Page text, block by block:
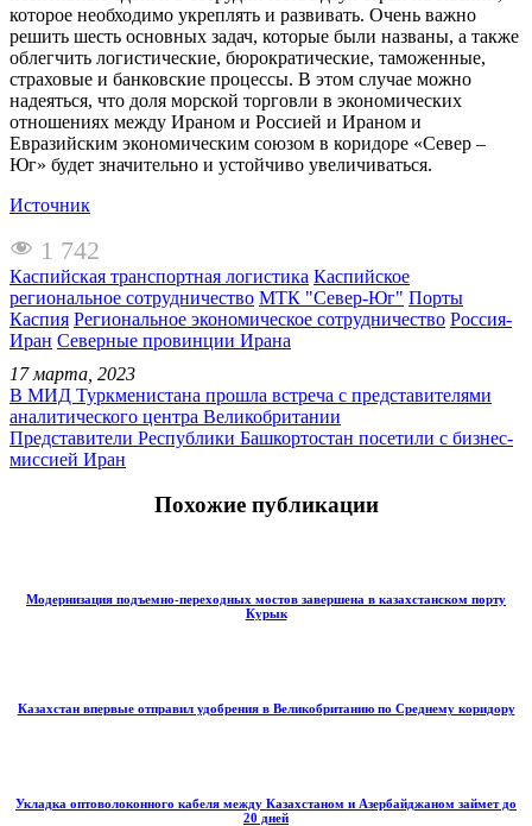
которое необходимо укреплять и развивать. Очень важно
решить шесть основных задач, которые были названы, а также
облегчить логистические, бюрократические, таможенные,
страховые и банковские процессы. В этом случае можно
надеяться, что доля морской торговли в экономических
отношениях между Ираном и Россией и Ираном и
Евразийским экономическим союзом в коридоре «Север –
Юг» будет значительно и устойчиво увеличиваться.
Источник
1 742
Каспийская транспортная логистика Каспийское
региональное сотрудничество МТК "Север-Юг" Порты
Каспия Региональное экономическое сотрудничество Россия-
Иран Северные провинции Ирана
17 марта, 2023
В МИД Туркменистана прошла встреча с представителями
аналитического центра Великобритании
Представители Республики Башкортостан посетили с бизнес-
миссией Иран
Похожие публикации
Модернизация подъемно-переходных мостов завершена в казахстанском порту
Курык
Казахстан впервые отправил удобрения в Великобританию по Среднему коридору
Укладка оптоволоконного кабеля между Казахстаном и Азербайджаном займет до
20 дней